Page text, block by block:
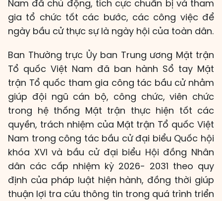
Nam đã chủ động, tích cực chuẩn bị và tham
gia tổ chức tốt các bước, các công việc để
ngày bầu cử thực sự là ngày hội của toàn dân.
Ban Thường trực Ủy ban Trung ương Mặt trận
Tổ quốc Việt Nam đã ban hành Sổ tay Mặt
trận Tổ quốc tham gia công tác bầu cử nhằm
giúp đội ngũ cán bộ, công chức, viên chức
trong hệ thống Mặt trận thực hiện tốt các
quyền, trách nhiệm của Mặt trận Tổ quốc Việt
Nam trong công tác bầu cử đại biểu Quốc hội
khóa XVI và bầu cử đại biểu Hội đồng Nhân
dân các cấp nhiệm kỳ 2026- 2031 theo quy
định của pháp luật hiện hành, đồng thời giúp
thuận lợi tra cứu thông tin trong quá trình triển